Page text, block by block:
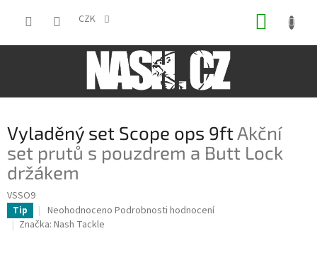
CZK
Vyladěný set Scope ops 9ftAkční
set prutů s pouzdrem a Butt Lock
držákem
VSSO9
Tip
Průměrné
hodnocení
Neohodnoceno Podrobnosti hodnocení
Značka: Nash Tackle